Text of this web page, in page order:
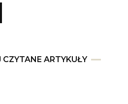
CZYTANE ARTYKUŁY